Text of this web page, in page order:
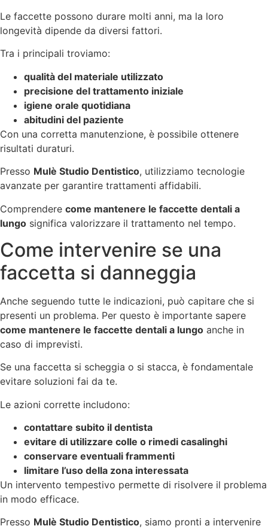
Le faccette possono durare molti anni, ma la loro
longevità dipende da diversi fattori.
Tra i principali troviamo:
qualità del materiale utilizzato
precisione del trattamento iniziale
igiene orale quotidiana
abitudini del paziente
Con una corretta manutenzione, è possibile ottenere
risultati duraturi.
Presso Mulè Studio Dentistico, utilizziamo tecnologie
avanzate per garantire trattamenti affidabili.
Comprendere come mantenere le faccette dentali a
lungo significa valorizzare il trattamento nel tempo.
Come intervenire se una
faccetta si danneggia
Anche seguendo tutte le indicazioni, può capitare che si
presenti un problema. Per questo è importante sapere
come mantenere le faccette dentali a lungo anche in
caso di imprevisti.
Se una faccetta si scheggia o si stacca, è fondamentale
evitare soluzioni fai da te.
Le azioni corrette includono:
contattare subito il dentista
evitare di utilizzare colle o rimedi casalinghi
conservare eventuali frammenti
limitare l’uso della zona interessata
Un intervento tempestivo permette di risolvere il problema
in modo efficace.
Presso Mulè Studio Dentistico, siamo pronti a intervenire